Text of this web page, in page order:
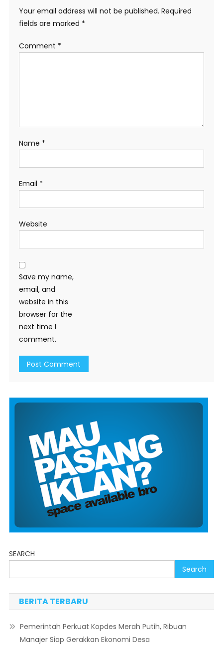
Your email address will not be published. Required
fields are marked *
Comment *
Name *
Email *
Website
Save my name,
email, and
website in this
browser for the
next time I
comment.
SEARCH
Search
BERITA TERBARU
Pemerintah Perkuat Kopdes Merah Putih, Ribuan
Manajer Siap Gerakkan Ekonomi Desa